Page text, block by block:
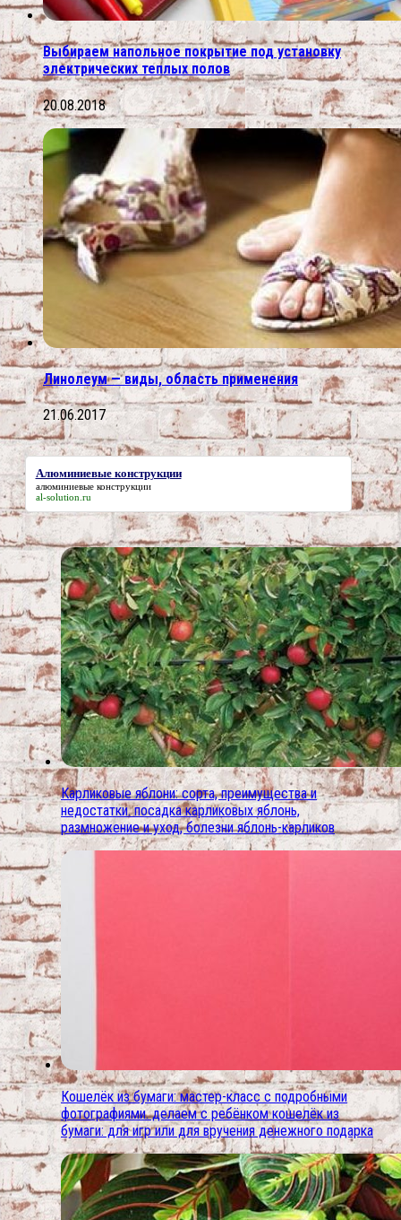
Выбираем напольное покрытие под установку
электрических теплых полов
20.08.2018
Линолеум — виды, область применения
21.06.2017
Алюминиевые конструкции
алюминиевые конструкции
al-solution.ru
Карликовые яблони: сорта, преимущества и
недостатки. посадка карликовых яблонь,
размножение и уход, болезни яблонь-карликов
Кошелёк из бумаги: мастер-класс с подробными
фотографиями. делаем с ребёнком кошелёк из
бумаги: для игр или для вручения денежного подарка